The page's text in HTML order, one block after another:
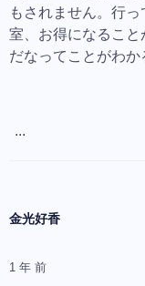
もされません。行
室、お得になるこ
だなってことがわか
...
金光好香
1 年 前